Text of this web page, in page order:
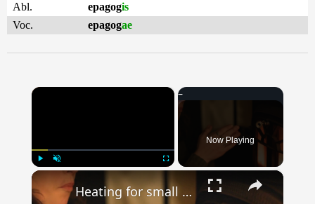
Abl.
epagogis
Voc.
epagogae
×
Unmute
Now Playing
×
Heating for small spaces: Compact solutions for apartments and tiny homes